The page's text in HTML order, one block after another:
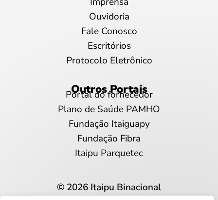
Ouvidoria
Fale Conosco
Escritórios
Protocolo Eletrônico
Outros Portais
Portal do fornecedor
Plano de Saúde PAMHO
Fundação Itaiguapy
Fundação Fibra
Itaipu Parquetec
© 2026 Itaipu Binacional